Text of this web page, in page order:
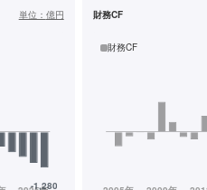
単位： 億円 財務CF
財務CF